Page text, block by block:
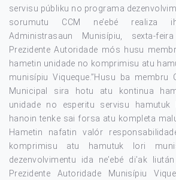
servisu públiku no programa
sorumutu CCM ne’ebé realiza
Administrasaun Munisípiu, sexta-
Prezidente Autoridade mós husu
hametin unidade no komprimisu atu
munisípiu Viqueque.”Husu ba membru
Municipal sira hotu atu kontinua
unidade no esperitu servisu hamutuk
hanoin tenke sai forsa atu kompleta
Hametin nafatin valór
komprimisu atu hamutuk lori
dezenvolvimentu ida ne’ebé di’ak
Prezidente Autoridade Munisípiu